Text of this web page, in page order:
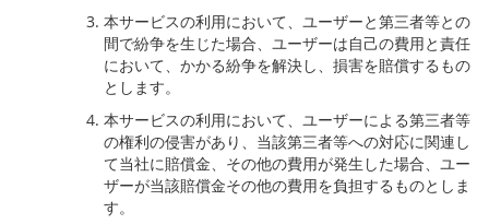
本サービスの利用において、ユーザーと第三者等との
間で紛争を生じた場合、ユーザーは自己の費用と責任
において、かかる紛争を解決し、損害を賠償するもの
とします。
本サービスの利用において、ユーザーによる第三者等
の権利の侵害があり、当該第三者等への対応に関連し
て当社に賠償金、その他の費用が発生した場合、ユー
ザーが当該賠償金その他の費用を負担するものとしま
す。